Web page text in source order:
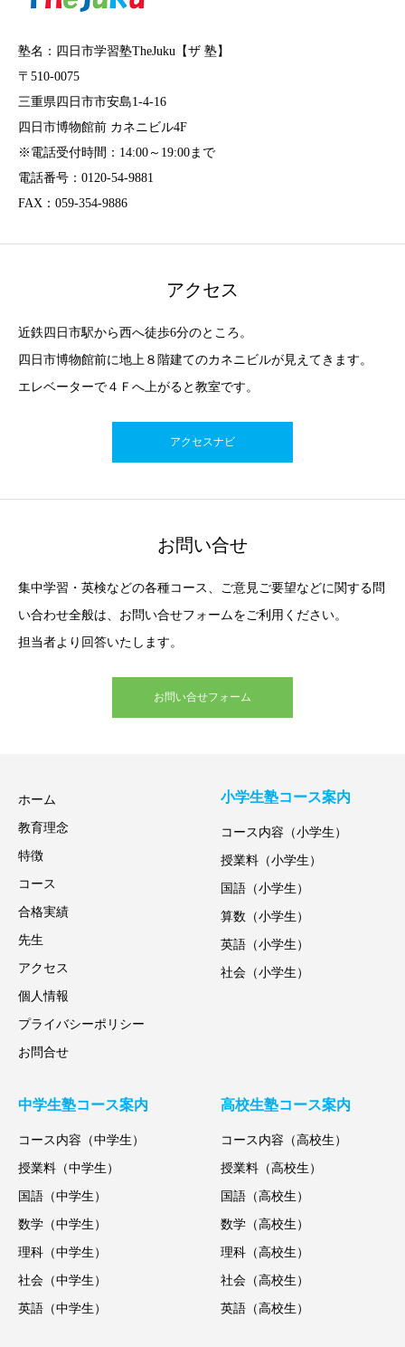
塾名：四日市学習塾TheJuku【ザ 塾】
〒510-0075
三重県四日市市安島1-4-16
四日市博物館前 カネニビル4F
※電話受付時間：14:00～19:00まで
電話番号：0120-54-9881
FAX：059-354-9886
アクセス
近鉄四日市駅から西へ徒歩6分のところ。
四日市博物館前に地上８階建てのカネニビルが見えてきます。
エレベーターで４Ｆへ上がると教室です。
アクセスナビ
お問い合せ
集中学習・英検などの各種コース、ご意見ご要望などに関する問
い合わせ全般は、お問い合せフォームをご利用ください。
担当者より回答いたします。
お問い合せフォーム
ホーム
教育理念
特徴
コース
合格実績
先生
アクセス
個人情報
プライバシーポリシー
お問合せ
小学生塾コース案内
コース内容（小学生）
授業料（小学生）
国語（小学生）
算数（小学生）
英語（小学生）
社会（小学生）
中学生塾コース案内
コース内容（中学生）
授業料（中学生）
国語（中学生）
数学（中学生）
理科（中学生）
社会（中学生）
英語（中学生）
高校生塾コース案内
コース内容（高校生）
授業料（高校生）
国語（高校生）
数学（高校生）
理科（高校生）
社会（高校生）
英語（高校生）